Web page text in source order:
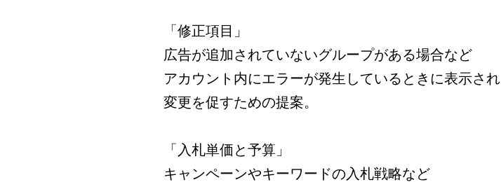
「修正項目」
広告が追加されていないグループがある場合など
アカウント内にエラーが発生しているときに表示され
変更を促すための提案。
「入札単価と予算」
キャンペーンやキーワードの入札戦略など